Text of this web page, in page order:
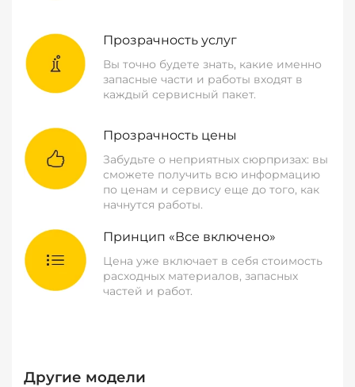
Прозрачность услуг
Вы точно будете знать, какие именно
запасные части и работы входят в
каждый сервисный пакет.
Прозрачность цены
Забудьте о неприятных сюрпризах: вы
сможете получить всю информацию
по ценам и сервису еще до того, как
начнутся работы.
Принцип «Все включено»
Цена уже включает в себя стоимость
расходных материалов, запасных
частей и работ.
Другие модели